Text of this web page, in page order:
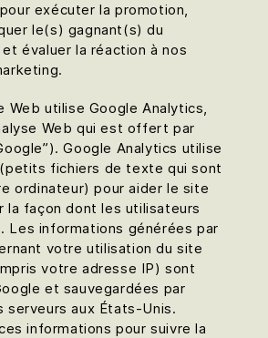
exécuter la promotion,
le(s) gagnant(s) du
évaluer la réaction à nos
Web utilise Google Analytics,
Web qui est offert par
Google Analytics utilise
fichiers de texte qui sont
ordinateur) pour aider le site
la façon dont les utilisateurs
Les informations générées par
votre utilisation du site
votre adresse IP) sont
et sauvegardées par
serveurs aux États-Unis.
informations pour suivre la